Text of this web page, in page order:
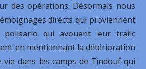
des opérations. Désormais nous
directs qui proviennent
polisario qui avouent leur trafic
en mentionnant la détérioration
vie dans les camps de Tindouf qui